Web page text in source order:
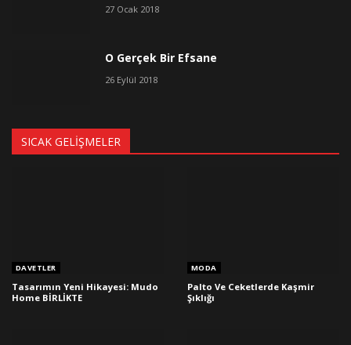
27 Ocak 2018
O Gerçek Bir Efsane
26 Eylül 2018
SICAK GELIŞMELER
DAVETLER
Tasarımın Yeni Hikayesi: Mudo
Home BİRLİKTE
MODA
Palto Ve Ceketlerde Kaşmir
Şıklığı